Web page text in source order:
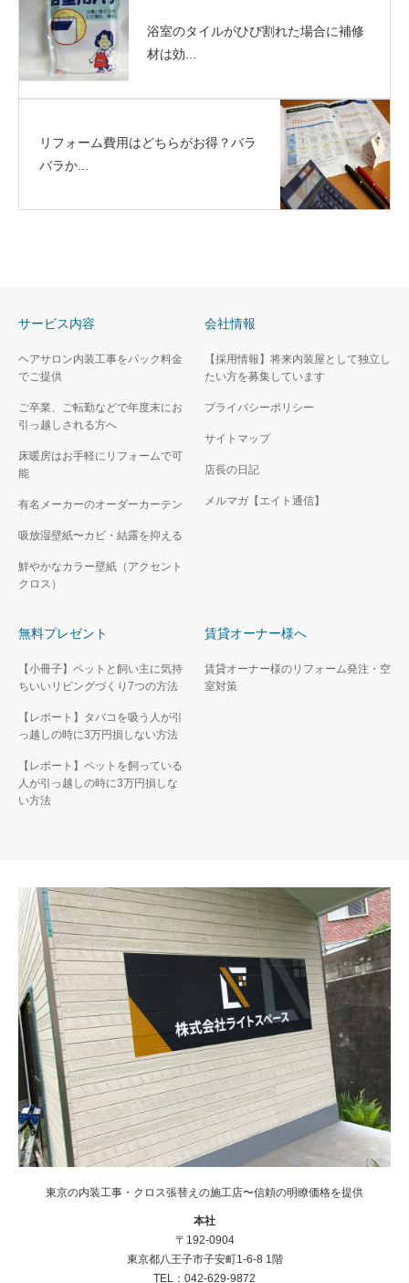
浴室のタイルがひび割れた場合に補修
材は効...
リフォーム費用はどちらがお得？バラ
バラか...
サービス内容
ヘアサロン内装工事をパック料金
でご提供
ご卒業、ご転勤などで年度末にお
引っ越しされる方へ
床暖房はお手軽にリフォームで可
能
有名メーカーのオーダーカーテン
吸放湿壁紙〜カビ・結露を抑える
鮮やかなカラー壁紙（アクセント
クロス）
会社情報
【採用情報】将来内装屋として独立し
たい方を募集しています
プライバシーポリシー
サイトマップ
店長の日記
メルマガ【エイト通信】
無料プレゼント
【小冊子】ペットと飼い主に気持
ちいいリビングづくり7つの方法
【レポート】タバコを吸う人が引
っ越しの時に3万円損しない方法
【レポート】ペットを飼っている
人が引っ越しの時に3万円損しな
い方法
賃貸オーナー様へ
賃貸オーナー様のリフォーム発注・空
室対策
東京の内装工事・クロス張替えの施工店〜信頼の明瞭価格を提供
本社
〒192-0904
東京都八王子市子安町1-6-8 1階
TEL：042-629-9872